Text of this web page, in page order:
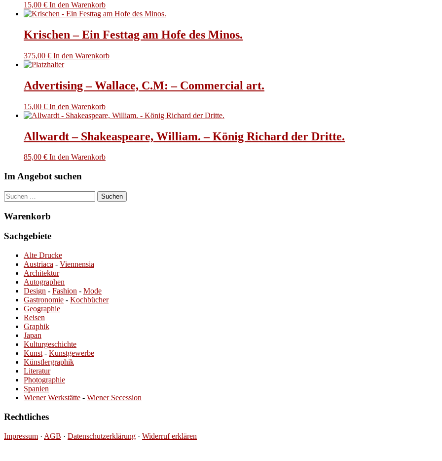
15,00 € In den Warenkorb
Krischen – Ein Festtag am Hofe des Minos.
375,00 € In den Warenkorb
Advertising – Wallace, C.M: – Commercial art.
15,00 € In den Warenkorb
Allwardt – Shakeaspeare, William. – König Richard der Dritte.
85,00 € In den Warenkorb
Im Angebot suchen
Suchen
nach:
Warenkorb
Sachgebiete
Alte Drucke
Austriaca - Viennensia
Architektur
Autographen
Design - Fashion - Mode
Gastronomie - Kochbücher
Geographie
Reisen
Graphik
Japan
Kulturgeschichte
Kunst - Kunstgewerbe
Künstlergraphik
Literatur
Photographie
Spanien
Wiener Werkstätte - Wiener Secession
Rechtliches
Impressum · AGB · Datenschutzerklärung · Widerruf erklären